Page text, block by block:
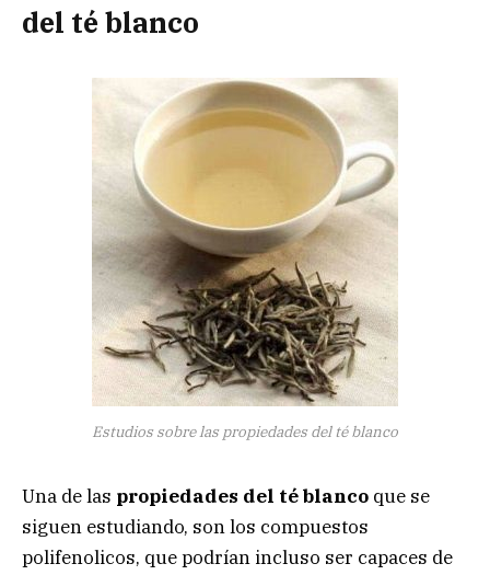
del té blanco
Estudios sobre las propiedades del té blanco
Una de las propiedades del té blanco que se
siguen estudiando, son los compuestos
polifenolicos, que podrían incluso ser capaces de